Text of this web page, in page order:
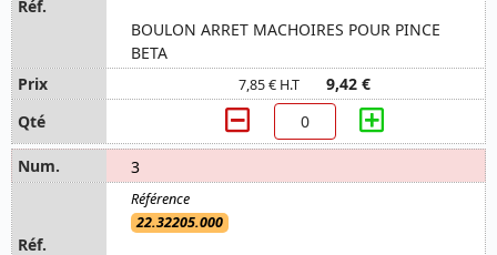
BOULON ARRET MACHOIRES POUR PINCE
BETA
7,85 € H.T 9,42 €
3
22.32205.000